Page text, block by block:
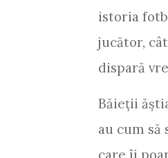
istoria
jucător,
dispară
Băieţii
au cum
care îi